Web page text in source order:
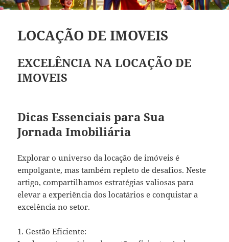
LOCAÇÃO DE IMOVEIS
EXCELÊNCIA NA LOCAÇÃO DE
IMOVEIS
Dicas Essenciais para Sua
Jornada Imobiliária
Explorar o universo da locação de imóveis é
empolgante, mas também repleto de desafios. Neste
artigo, compartilhamos estratégias valiosas para
elevar a experiência dos locatários e conquistar a
excelência no setor.
1. Gestão Eficiente: